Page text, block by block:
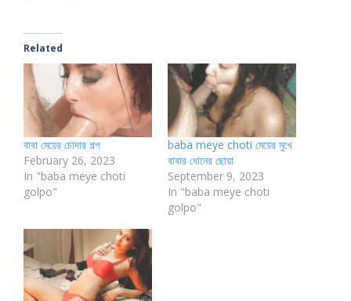
Related
বাবা মেয়ের চোদার গল্প
February 26, 2023
In "baba meye choti
golpo"
baba meye choti মেয়ের মুখে
বাবার ধোনের ছোয়া
September 9, 2023
In "baba meye choti
golpo"